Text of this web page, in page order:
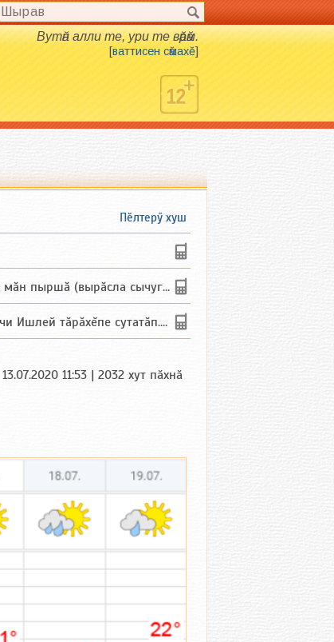
Вутӑн алли те, ури те вӑрӑм.
[ваттисен сӑмахӗ]
Пӗлтерӳ хуш
пыршă (вырăсла сычуг) ...
тăрăхĕпе сутатăп. Ха...
13.07.2020 11:53 | 2032 хут пӑхнӑ